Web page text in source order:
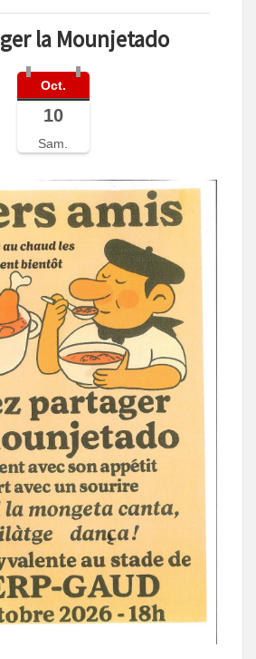
la Mounjetado
Oct.
10
Sam.